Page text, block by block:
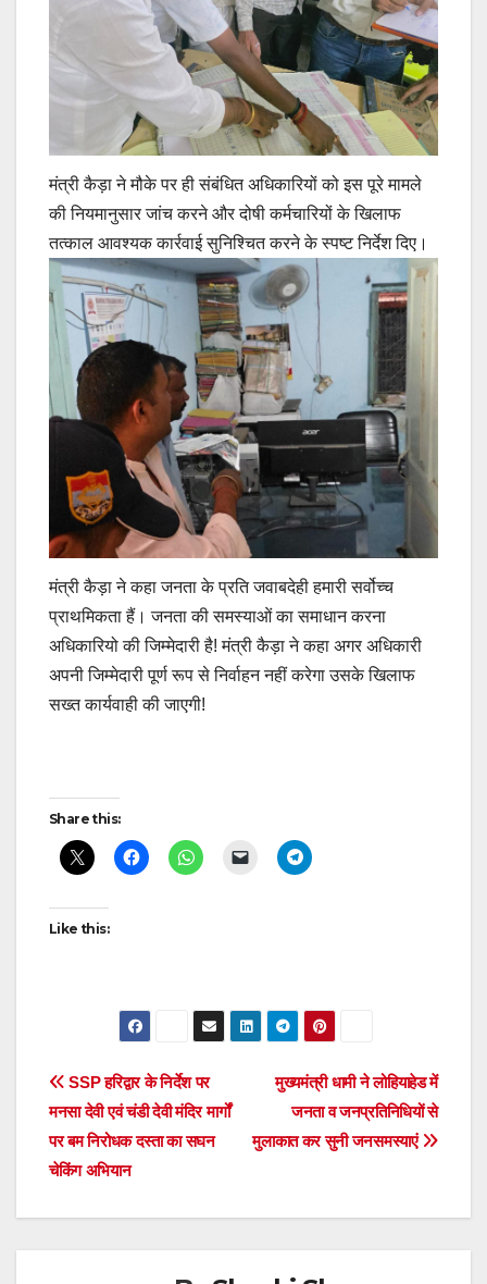
मंत्री कैड़ा ने ​मौके पर ही संबंधित अधिकारियों को इस पूरे मामले
की नियमानुसार जांच करने और दोषी कर्मचारियों के खिलाफ
तत्काल आवश्यक कार्रवाई सुनिश्चित करने के स्पष्ट निर्देश दिए।
मंत्री कैड़ा ने कहा जनता के प्रति जवाबदेही हमारी सर्वोच्च
प्राथमिकता हैं। जनता की समस्याओं का समाधान करना
अधिकारियो की जिम्मेदारी है! मंत्री कैड़ा ने कहा अगर अधिकारी
अपनी जिम्मेदारी पूर्ण रूप से निर्वाहन नहीं करेगा उसके खिलाफ
सख्त कार्यवाही की जाएगी!
Post
navigation
Share this:
Like this:
Post
navigation
मुख्यमंत्री धामी ने लोहियाहेड में
जनता व जनप्रतिनिधियों से
मुलाकात कर सुनी जनसमस्याएं
SSP हरिद्वार के निर्देश पर
मनसा देवी एवं चंडी देवी मंदिर मार्गों
पर बम निरोधक दस्ता का सघन
चेकिंग अभियान